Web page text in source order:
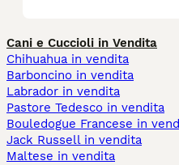
Cani e Cuccioli in Vendita
Chihuahua in vendita
Barboncino in vendita
Labrador in vendita
Pastore Tedesco in vendita
Bouledogue Francese in
Jack Russell in vendita
Maltese in vendita